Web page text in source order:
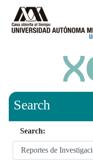
Search
Search: